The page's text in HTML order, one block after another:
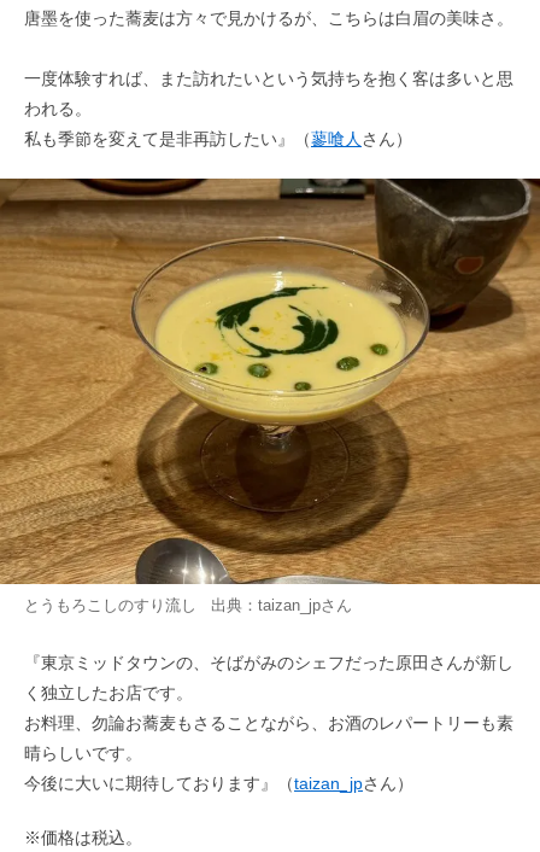
唐墨を使った蕎麦は方々で見かけるが、こちらは白眉の美味さ。
一度体験すれば、また訪れたいという気持ちを抱く客は多いと思
われる。
私も季節を変えて是非再訪したい』（蓼喰人 さん）
とうもろこしのすり流し 出典： taizan_jpさん
『東京ミッドタウンの、そばがみのシェフだった原田さんが新し
く独立したお店です。
お料理、勿論お蕎麦もさることながら、お酒のレパートリーも素
晴らしいです。
今後に大いに期待しております』（taizan_jpさん）
※価格は税込。